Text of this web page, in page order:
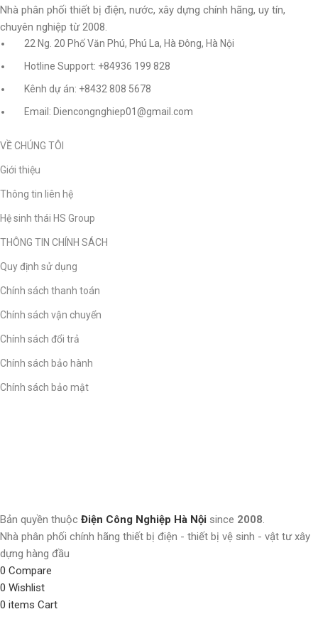
Nhà phân phối thiết bị điện, nước, xây dựng chính hãng, uy tín,
chuyên nghiệp từ 2008.
22 Ng. 20 Phố Văn Phú, Phú La, Hà Đông, Hà Nội
Hotline Support: +84936 199 828
Kênh dự án: +8432 808 5678
Email: Diencongnghiep01@gmail.com
VỀ CHÚNG TÔI
Giới thiệu
Thông tin liên hệ
Hệ sinh thái HS Group
THÔNG TIN CHÍNH SÁCH
Quy định sử dụng
Chính sách thanh toán
Chính sách vận chuyển
Chính sách đổi trả
Chính sách bảo hành
Chính sách bảo mật
Bản quyền thuộc Điện Công Nghiệp Hà Nội since 2008.
Nhà phân phối chính hãng thiết bị điện - thiết bị vệ sinh - vật tư xây
dựng hàng đầu
0 Compare
0 Wishlist
0 items Cart